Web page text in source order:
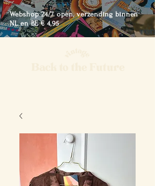
Webshop 24/7 open, verzending binnen
NL en BE € 4,95